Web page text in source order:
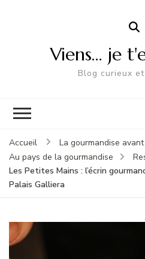
Viens… je
Blog curieux
Accueil
La gourmandise
Au pays de la gourmandise
Les Petites Mains : l’écrin
Palais Galliera